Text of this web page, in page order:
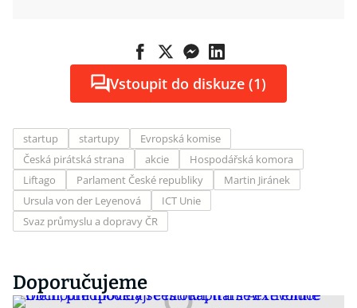
Vstoupit do diskuze (1)
startup startupy
Evropská komise
Česká pirátská strana
akcie
Hospodářská komora
Liftago
Parlament České republiky
Martin Jiránek
Ursula von der Leyenová
ICT Unie
Svaz průmyslu a dopravy ČR
Doporučujeme